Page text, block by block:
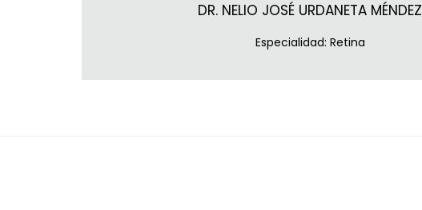
DR. NELIO JOSÉ URDANETA MÉNDEZ
Especialidad: Retina